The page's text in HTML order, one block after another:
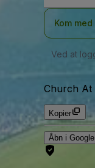
Kom
Ved at
Church At
Kopier
Åbn i